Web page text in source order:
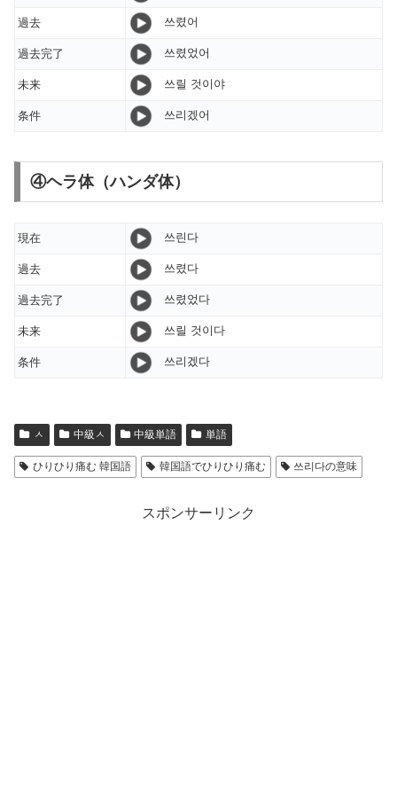
過去 쓰렸어
過去完了 쓰렸었어
未来 쓰릴 것이야
条件 쓰리겠어
④ヘラ体（ハンダ体）
現在 쓰린다
過去 쓰렸다
過去完了 쓰렸었다
未来 쓰릴 것이다
条件 쓰리겠다
ㅅ 中級ㅅ 中級単語 単語
ひりひり痛む 韓国語 韓国語でひりひり痛む 쓰리다の意味
スポンサーリンク